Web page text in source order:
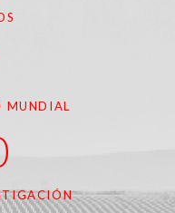
MUNDIAL